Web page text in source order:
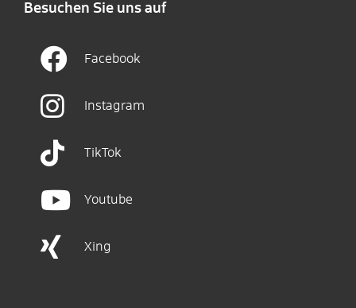
Besuchen Sie uns auf
Facebook
Instagram
TikTok
Youtube
Xing